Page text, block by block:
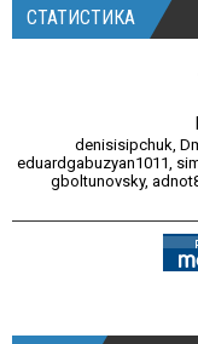
СТАТИСТИКА
denisisipchuk,
eduardgabuzyan1011,
gboltunovsky,